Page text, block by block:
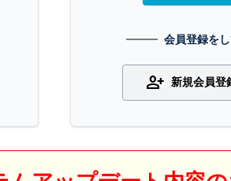
会員登録を
person_add 新規会員登